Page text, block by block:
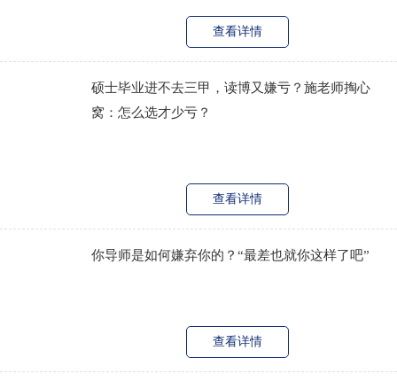
查看详情
硕士毕业进不去三甲，读博又嫌亏？施老师掏心
窝：怎么选才少亏？
查看详情
你导师是如何嫌弃你的？“最差也就你这样了吧”
查看详情